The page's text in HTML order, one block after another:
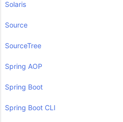
Solaris
Source
SourceTree
Spring AOP
Spring Boot
Spring Boot CLI